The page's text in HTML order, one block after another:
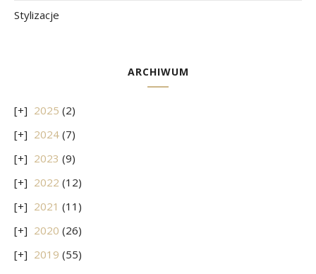
Stylizacje
ARCHIWUM
2025 (2)
2024 (7)
2023 (9)
2022 (12)
2021 (11)
2020 (26)
2019 (55)